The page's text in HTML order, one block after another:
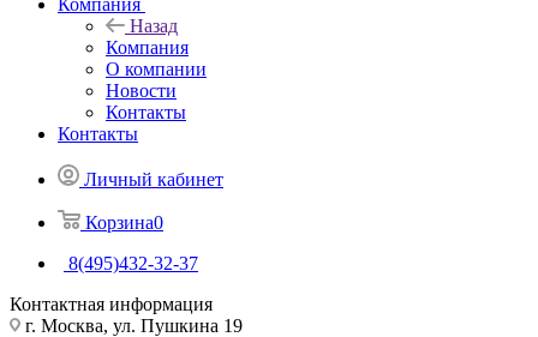
Компания
Назад
Компания
О компании
Новости
Контакты
Контакты
Личный кабинет
Корзина0
8(495)432-32-37
Контактная информация
г. Москва, ул. Пушкина 19